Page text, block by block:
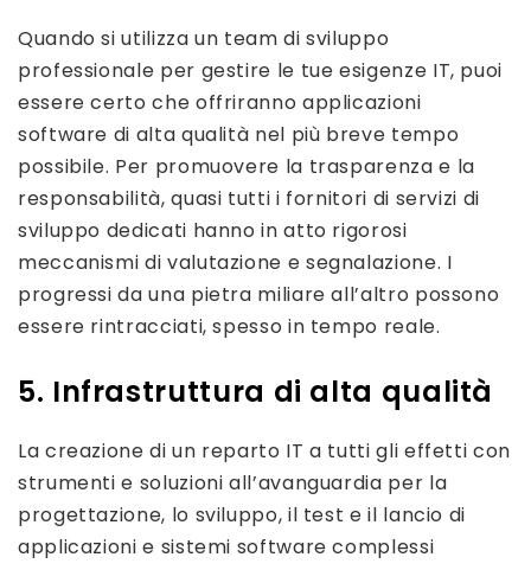
Quando si utilizza un team di sviluppo
professionale per gestire le tue esigenze IT, puoi
essere certo che offriranno applicazioni
software di alta qualità nel più breve tempo
possibile. Per promuovere la trasparenza e la
responsabilità, quasi tutti i fornitori di servizi di
sviluppo dedicati hanno in atto rigorosi
meccanismi di valutazione e segnalazione. I
progressi da una pietra miliare all’altro possono
essere rintracciati, spesso in tempo reale.
5. Infrastruttura di alta qualità
La creazione di un reparto IT a tutti gli effetti con
strumenti e soluzioni all’avanguardia per la
progettazione, lo sviluppo, il test e il lancio di
applicazioni e sistemi software complessi